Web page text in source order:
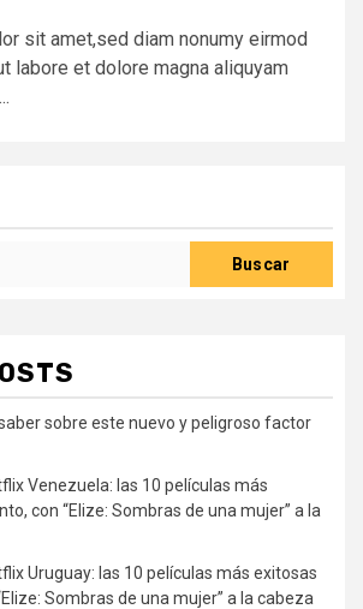
sit amet,sed diam nonumy eirmod
labore et dolore magna aliquyam
Buscar
saber sobre este nuevo y peligroso factor
Venezuela: las 10 películas más
con “Elize: Sombras de una mujer” a la
Uruguay: las 10 películas más exitosas
Sombras de una mujer” a la cabeza